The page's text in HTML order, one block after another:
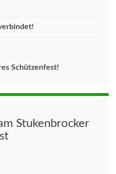
Schützenfest!
Stukenbrocker